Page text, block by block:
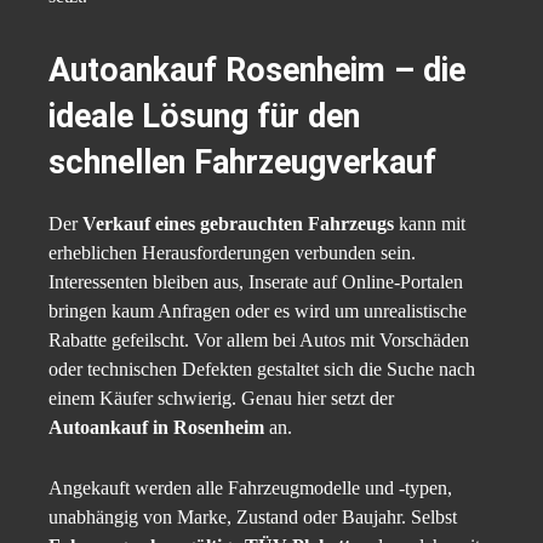
Autoankauf Rosenheim – die
ideale Lösung für den
schnellen Fahrzeugverkauf
DerVerkauf eines gebrauchten Fahrzeugs kann mit
erheblichen Herausforderungen verbunden sein.
Interessenten bleiben aus, Inserate auf Online-Portalen
bringen kaum Anfragen oder es wird um unrealistische
Rabatte gefeilscht. Vor allem bei Autos mit Vorschäden
oder technischen Defekten gestaltet sich die Suche nach
einem Käufer schwierig. Genau hier setzt der
Autoankauf in Rosenheim an.
Angekauft werden alle Fahrzeugmodelle und -typen,
unabhängig von Marke, Zustand oder Baujahr. Selbst